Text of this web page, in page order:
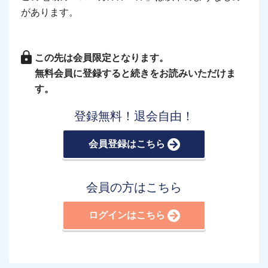
があります。
この先は会員限定となります。
無料会員に登録すると続きをお読みいただけま
す。
登録無料！退会自由！
会員登録はこちら
会員の方はこちら
ログインはこちら